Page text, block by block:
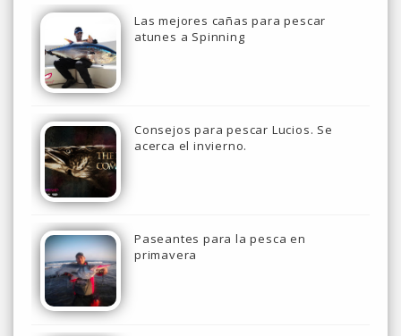
Las mejores cañas para pescar
atunes a Spinning
Consejos para pescar Lucios. Se
acerca el invierno.
Paseantes para la pesca en
primavera